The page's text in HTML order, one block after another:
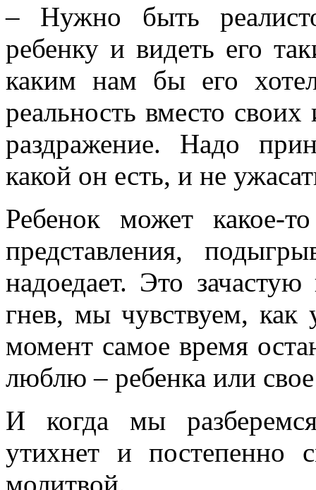
– Нужно быть
ребенку и видеть его
каким нам бы его
реальность вместо
раздражение. Надо
какой он есть, и не
Ребенок может какое-
представления,
надоедает. Это
гнев, мы чувствуем, как
момент самое время
люблю – ребенка или
И когда мы
утихнет и постепенно
молитвой.